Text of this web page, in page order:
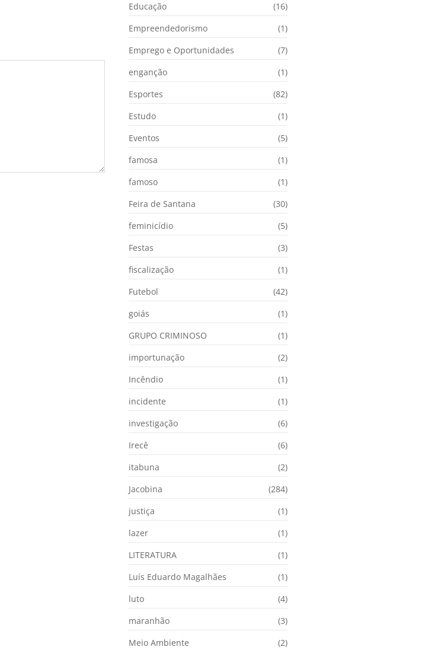
Educação
(16)
Empreendedorismo
(1)
Emprego e Oportunidades
(7)
enganção
(1)
Esportes
(82)
Estudo
(1)
Eventos
(5)
famosa
(1)
famoso
(1)
Feira de Santana
(30)
feminicídio
(5)
Festas
(3)
fiscalização
(1)
Futebol
(42)
goiás
(1)
GRUPO CRIMINOSO
(1)
importunação
(2)
Incêndio
(1)
incidente
(1)
investigação
(6)
Irecê
(6)
itabuna
(2)
Jacobina
(284)
justiça
(1)
lazer
(1)
LITERATURA
(1)
Luís Eduardo Magalhães
(1)
luto
(4)
maranhão
(3)
Meio Ambiente
(2)